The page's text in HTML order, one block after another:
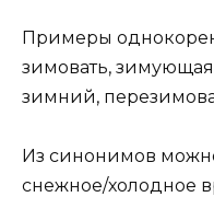
Примеры
зимовать,
зимний,
Из синонимов
снежное/холодное